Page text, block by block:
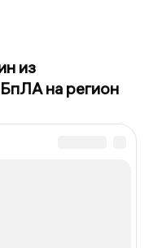
из
на регион